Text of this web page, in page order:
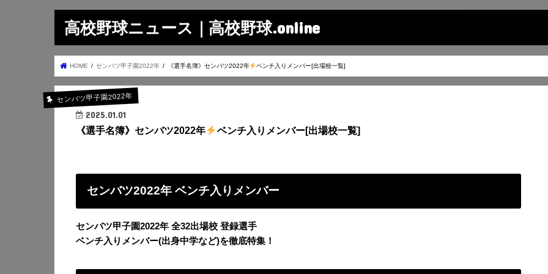
高校野球ニュース｜高校野球.online
HOME センバツ甲子園2022年 《選手名簿》センバツ2022年 ベンチ入りメンバー[出場校一覧]
センバツ甲子園2022年
2025.01.01
《選手名簿》センバツ2022年 ベンチ入りメンバー[出場校一覧]
センバツ2022年 ベンチ入りメンバー
センバツ甲子園2022年 全32出場校 登録選手
ベンチ入りメンバー(出身中学など)を徹底特集！